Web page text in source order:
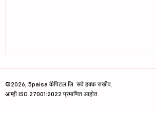
©2026, 5paisa कॅपिटल लि. सर्व हक्क राखीव.
आम्ही ISO 27001:2022 प्रमाणित आहोत.